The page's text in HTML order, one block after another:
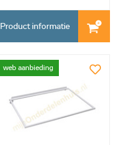
Product informatie
web aanbieding